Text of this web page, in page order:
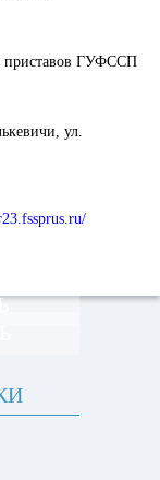
приставов ГУФССП
ул.